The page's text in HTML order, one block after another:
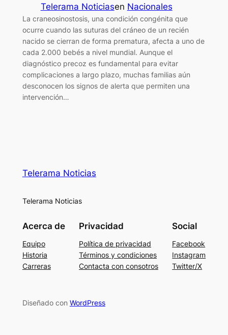
Telerama Noticiasen Nacionales
La craneosinostosis, una condición congénita que
ocurre cuando las suturas del cráneo de un recién
nacido se cierran de forma prematura, afecta a uno de
cada 2.000 bebés a nivel mundial. Aunque el
diagnóstico precoz es fundamental para evitar
complicaciones a largo plazo, muchas familias aún
desconocen los signos de alerta que permiten una
intervención…
Telerama Noticias
Telerama Noticias
Acerca de
Equipo
Historia
Carreras
Privacidad
Política de privacidad
Términos y condiciones
Contacta con consotros
Social
Facebook
Instagram
Twitter/X
Diseñado con WordPress